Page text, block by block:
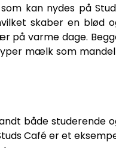
kan nydes på
skaber en blød
på varme dage.
mælk som
både studerende
Café er et